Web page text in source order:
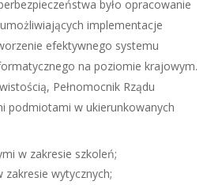
było opracowanie
implementacje
efektywnego systemu
na poziomie krajowym.
Pełnomocnik Rządu
podmiotami w ukierunkowanych
w zakresie szkoleń;
zakresie wytycznych;